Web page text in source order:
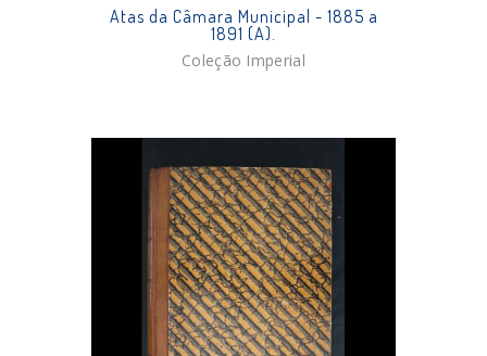
Atas da Câmara Municipal - 1885 a
1891 (A).
Coleção Imperial